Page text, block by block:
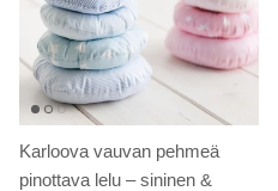
Karloova vauvan pehmeä
pinottava lelu – sininen &